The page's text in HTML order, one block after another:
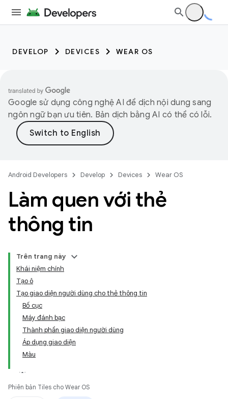
DEVELOP DEVICES WEAR OS
Google sử dụng công nghệ AI để dịch nội dung sang
ngôn ngữ bạn ưu tiên. Bản dịch bằng AI có thể có lỗi.
Android Developers Develop Devices Wear OS
Làm quen với thẻ
thông tin
Trên trang này
Khái niệm chính
Tạo ô
Tạo giao diện người dùng cho thẻ thông tin
Bố cục
Máy đánh bạc
Thành phần giao diện người dùng
Áp dụng giao diện
Màu
Phiên bản Tiles cho Wear OS